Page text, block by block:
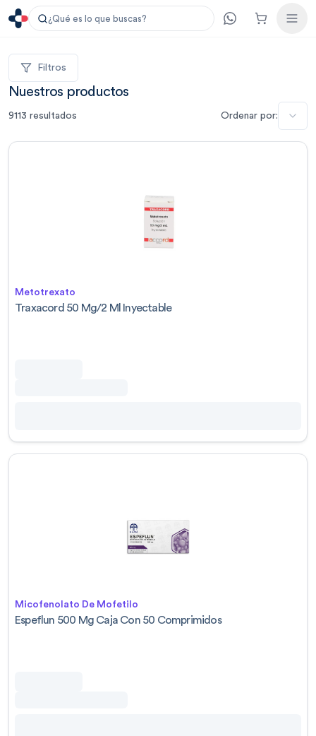
¿Qué es lo que buscas?
Filtros
Nuestros productos
9113 resultados Ordenar por:
Metotrexato
Traxacord 50 Mg/2 Ml Inyectable
Micofenolato De Mofetilo
Espeflun 500 Mg Caja Con 50 Comprimidos